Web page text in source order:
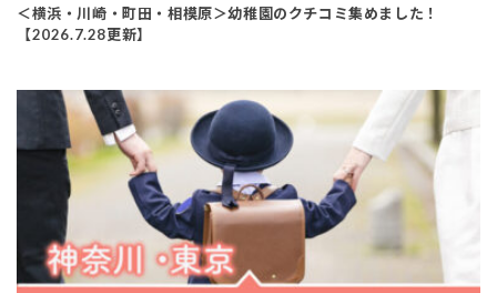
＜横浜・川崎・町田・相模原＞幼稚園のクチコミ集めました！
【2026.7.28更新】